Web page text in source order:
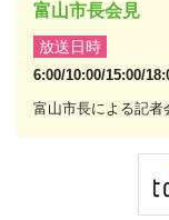
富山市長会見
放送日時
6:00/10:00/15:00/
富山市長による記者